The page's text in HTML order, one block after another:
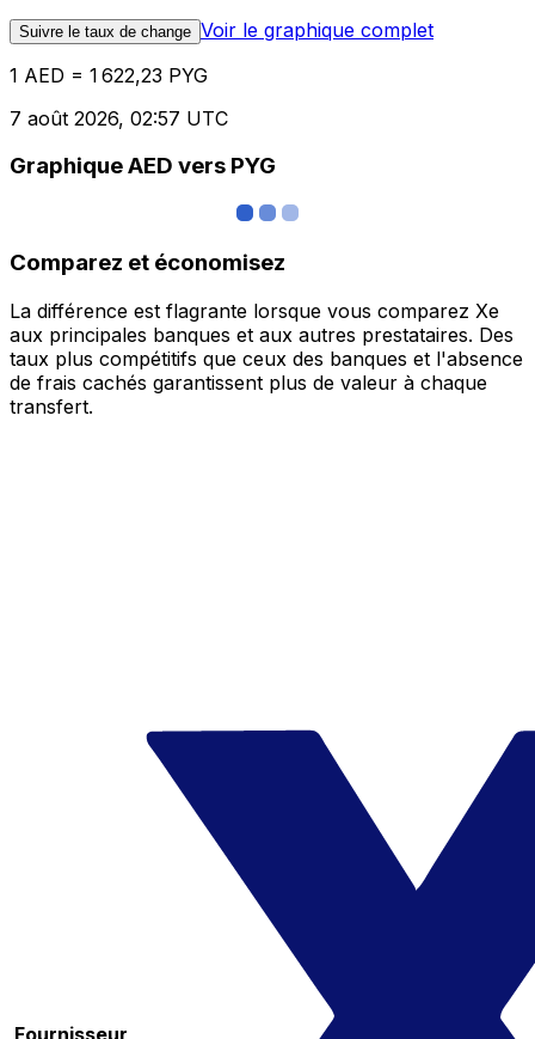
Suivre le taux de change Voir le graphique complet
1 AED = 1 622,23 PYG
7 août 2026, 02:57 UTC
Graphique AED vers PYG
Comparez et économisez
La différence est flagrante lorsque vous comparez Xe
aux principales banques et aux autres prestataires. Des
taux plus compétitifs que ceux des banques et l'absence
de frais cachés garantissent plus de valeur à chaque
transfert.
Fournisseur